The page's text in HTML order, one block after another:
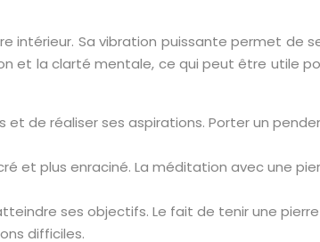
intérieur. Sa vibration puissante permet de
et la clarté mentale, ce qui peut être utile
de réaliser ses aspirations. Porter un
et plus enraciné. La méditation avec une
ses objectifs. Le fait de tenir une
difficiles.